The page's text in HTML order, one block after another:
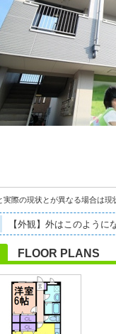
際の現状とが異なる場合は現
【外観】外はこのように
FLOOR PLANS